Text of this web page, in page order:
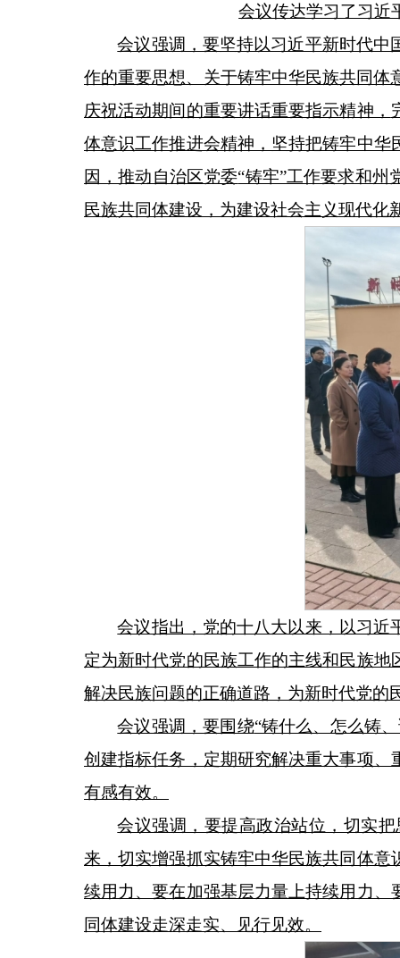
会议传达学习了习近
会议强调，要坚持以习近平新时代中
作的重要思想、关于铸牢中华民族共同体
庆祝活动期间的重要讲话重要指示精神，
体意识工作推进会精神，坚持把铸牢中
因，推动自治区党委“铸牢”工作要求和州
民族共同体建设，为建设社会主义现代化
会议指出，党的十八大以来，以习近
定为新时代党的民族工作的主线和民族
解决民族问题的正确道路，为新时代党的
会议强调，要围绕“铸什么、怎么铸
创建指标任务，定期研究解决重大事项
有感有效。
会议强调，要提高政治站位，切实
来，切实增强抓实铸牢中华民族共同体
续用力、要在加强基层力量上持续用力
同体建设走深走实、见行见效。